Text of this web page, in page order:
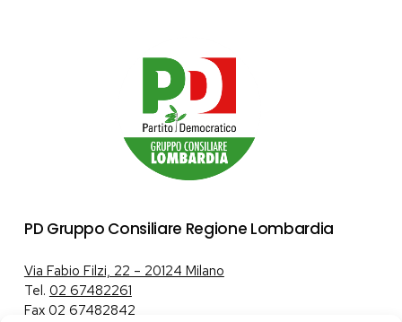
PD Gruppo Consiliare Regione Lombardia
Via Fabio Filzi, 22 – 20124 Milano
Tel. 02 67482261
Fax 02 67482842